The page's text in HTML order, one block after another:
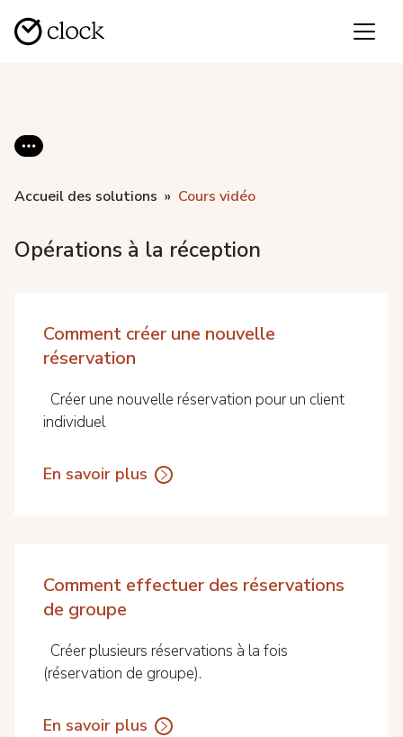
Accueil des solutions Cours vidéo
Opérations à la réception
Comment créer une nouvelle
réservation
Créer une nouvelle réservation pour un client
individuel
En savoir plus
Comment effectuer des réservations
de groupe
Créer plusieurs réservations à la fois
(réservation de groupe).
En savoir plus